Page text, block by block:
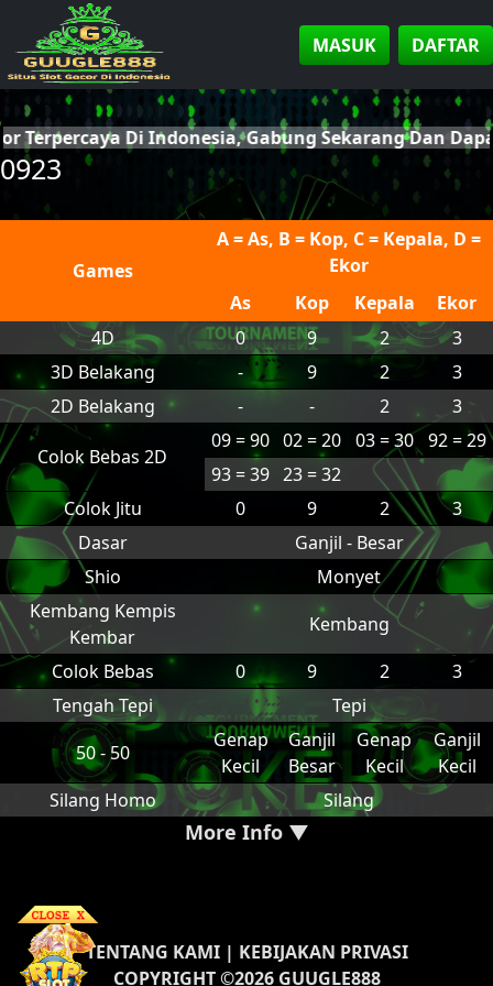
MASUK DAFTAR
Di Indonesia, Gabung Sekarang Dan
0923
Games
A = As, B = Kop, C = Kepala, D =
Ekor
As
Kop Kepala
Ekor
4D
0 9 2
3
3D Belakang
- 9 2
3
2D Belakang
- - 2 3
Colok Bebas 2D
09 = 90 02 = 20 03 = 30
92 = 29
93 = 39 23 = 32
Colok Jitu
0 9 2
3
Dasar
Ganjil - Besar
Shio
Monyet
Kembang Kempis
Kembar
Kembang
Colok Bebas
0 9 2
3
Tengah Tepi
Tepi
50 - 50
Genap
Kecil
Ganjil
Besar
Genap
Kecil
Ganjil
Kecil
Silang Homo
Silang
More Info ▼
TENTANG KAMI| KEBIJAKAN PRIVASI
COPYRIGHT ©2026 GUUGLE888